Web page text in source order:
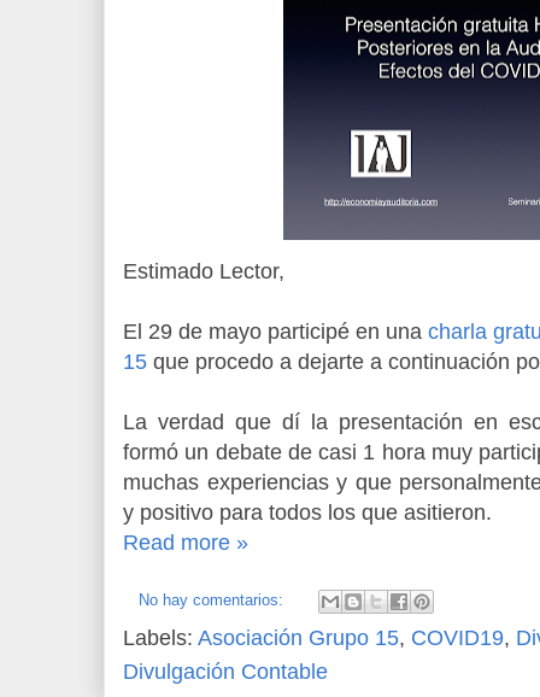
Estimado Lector,
El 29 de mayo participé en una charla
15 que procedo a dejarte a continuación
La verdad que dí la presentación en
formó un debate de casi 1 hora muy
muchas experiencias y que
y positivo para todos los que asitieron.
Read more »
No hay comentarios:
Labels: Asociación Grupo 15, COVID19,
Divulgación Contable